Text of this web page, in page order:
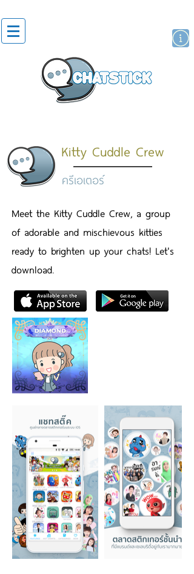
Kitty Cuddle Crew
ครีเอเตอร์
Meet the Kitty Cuddle Crew, a group
of adorable and mischievous kitties
ready to brighten up your chats! Let's
download.